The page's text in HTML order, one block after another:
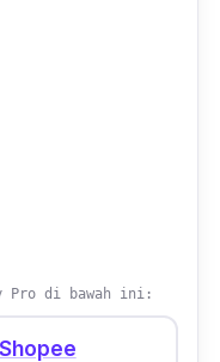
Pro di bawah ini: